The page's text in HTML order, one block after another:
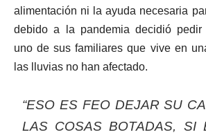
alimentación ni la ayuda necesaria
debido a la pandemia decidió pedir
uno de sus familiares que vive en
las lluvias no han afectado.
“ESO ES FEO DEJAR SU
LAS COSAS BOTADAS, SI